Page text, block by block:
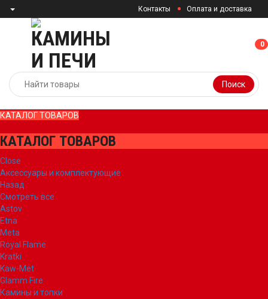
Контакты Оплата и доставка
Поиск
00
КАТАЛОГ ТОВАРОВ
КАТАЛОГ ТОВАРОВ
Close
Аксессуары и комплектующие
Назад
Смотреть все
Astov
Etna
Meta
Royal Flame
Kratki
Kaw-Met
Glamm Fire
Камины и топки